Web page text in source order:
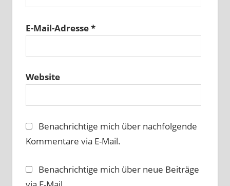
E-Mail-Adresse*
Website
Benachrichtige mich über nachfolgende
Kommentare via E-Mail.
Benachrichtige mich über neue Beiträge